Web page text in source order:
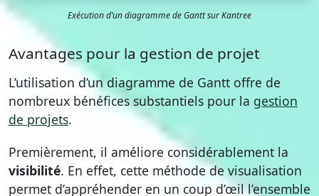
Exécution d’un diagramme de Gantt sur Kantree
Avantages pour la gestion de projet
L’utilisation d’un diagramme de Gantt offre de
nombreux bénéfices substantiels pour la gestion
de projets.
Premièrement, il améliore considérablement la
visibilité. En effet, cette méthode de visualisation
permet d’appréhender en un coup d’œil l’ensemble